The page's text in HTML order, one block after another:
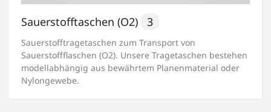
Sauerstofftaschen (O2) 3
Sauerstofftragetaschen zum Transport von
Sauerstoffflaschen (O2). Unsere Tragetaschen bestehen
modellabhängig aus bewährtem Planenmaterial oder
Nylongewebe.